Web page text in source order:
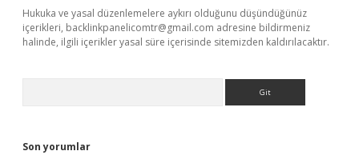
Hukuka ve yasal düzenlemelere aykırı olduğunu düşündüğünüz
içerikleri, backlinkpanelicomtr@gmail.com adresine bildirmeniz
halinde, ilgili içerikler yasal süre içerisinde sitemizden kaldırılacaktır.
Son yorumlar